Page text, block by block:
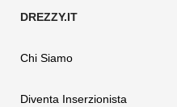
Chi Siamo
Diventa Inserzionista